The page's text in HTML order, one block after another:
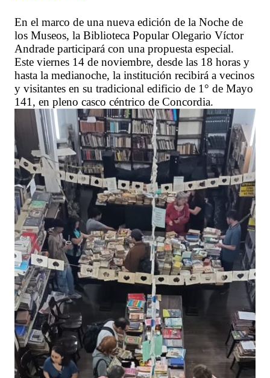
En el marco de una nueva edición de la Noche de
los Museos, la Biblioteca Popular Olegario Víctor
Andrade participará con una propuesta especial.
Este viernes 14 de noviembre, desde las 18 horas y
hasta la medianoche, la institución recibirá a vecinos
y visitantes en su tradicional edificio de 1° de Mayo
141, en pleno casco céntrico de Concordia.